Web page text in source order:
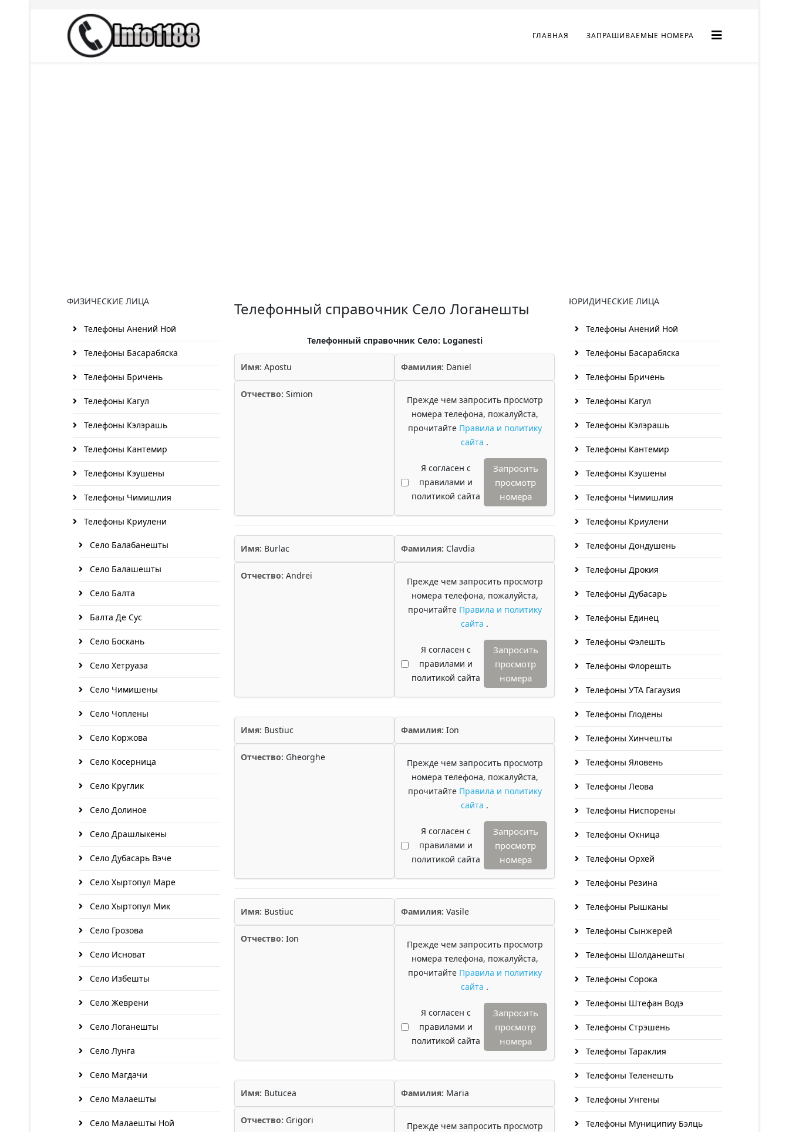
ГЛАВНАЯ ЗАПРАШИВАЕМЫЕ НОМЕРА
ФИЗИЧЕСКИЕ ЛИЦА
Телефоны Анений Ноӣ
Телефоны Басарабяска
Телефоны Бричень
Телефоны Кагул
Телефоны Кэлэрашь
Телефоны Кантемир
Телефоны Кэушены
Телефоны Чимишлия
Телефоны Криулени
Село Балабанешты
Село Балашешты
Село Балта
Балта Де Сус
Село Боскань
Село Хетруаза
Село Чимишены
Село Чоплены
Село Коржова
Село Косерница
Село Круглик
Село Долиное
Село Драшлыкены
Село Дубасарь Вэче
Село Хыртопул Маре
Село Хыртопул Мик
Село Грозова
Село Исноват
Село Избешты
Село Жеврени
Село Логанешты
Село Лунга
Село Магдачи
Село Малаешты
Село Малаешты Ной
Телефонный справочник Село Логанешты
Телефонный справочник Село: Loganesti
Имя: Apostu Фамилия: Daniel
Отчество: Simion
Прежде чем запросить просмотр
номера телефона, пожалуйста,
прочитайте Правила и политику
сайта .
Я согласен с
правилами и
политикой сайта
Запросить
просмотр
номера
Имя: Burlac Фамилия: Clavdia
Отчество: Andrei
Прежде чем запросить просмотр
номера телефона, пожалуйста,
прочитайте Правила и политику
сайта .
Я согласен с
правилами и
политикой сайта
Запросить
просмотр
номера
Имя: Bustiuc Фамилия: Ion
Отчество: Gheorghe
Прежде чем запросить просмотр
номера телефона, пожалуйста,
прочитайте Правила и политику
сайта .
Я согласен с
правилами и
политикой сайта
Запросить
просмотр
номера
Имя: Bustiuc Фамилия: Vasile
Отчество: Ion
Прежде чем запросить просмотр
номера телефона, пожалуйста,
прочитайте Правила и политику
сайта .
Я согласен с
правилами и
политикой сайта
Запросить
просмотр
номера
Имя: Butucea Фамилия: Maria
Отчество: Grigori
Прежде чем запросить просмотр
ЮРИДИЧЕСКИЕ ЛИЦА
Телефоны Анений Ноӣ
Телефоны Басарабяска
Телефоны Бричень
Телефоны Кагул
Телефоны Кэлэрашь
Телефоны Кантемир
Телефоны Кэушены
Телефоны Чимишлия
Телефоны Криулени
Телефоны Дондушень
Телефоны Дрокия
Телефоны Дубасарь
Телефоны Единец
Телефоны Фэлешть
Телефоны Флорешть
Телефоны УТА Гагаузия
Телефоны Глодены
Телефоны Хинчешты
Телефоны Яловень
Телефоны Леова
Телефоны Ниспорены
Телефоны Окница
Телефоны Орхей
Телефоны Резина
Телефоны Рышканы
Телефоны Сынжерей
Телефоны Шолданешты
Телефоны Сорока
Телефоны Штефан Водэ
Телефоны Стрэшень
Телефоны Тараклия
Телефоны Теленешть
Телефоны Унгены
Телефоны Муниципиу Бэлць